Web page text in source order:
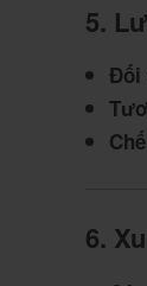
5.
Đối
6.